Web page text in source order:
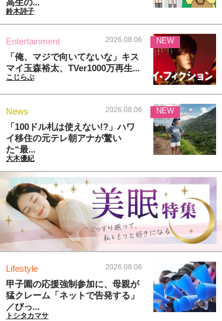
鈴木詩子
Entertainment 2026.08.06
「俺、マジで向いてないな」キス
マイ玉森裕太、TVer1000万再生...
こじらぶ
NEW
News 2026.08.06
「100ドル札は使えない!?」ハワ
イ移住の元テレ朝アナが驚い
た“最...
大木優紀
NEW
Lifestyle 2026.08.06
甲子園の応援強制参加に、母親が
猛クレーム「ネットで告発する」
／びっ...
トシタカマサ